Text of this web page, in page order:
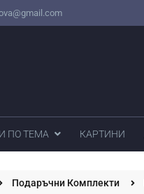
ПО ТЕМА КАРТИНИ
Подаръчни Комплекти